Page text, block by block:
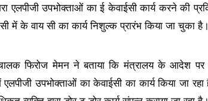
एलपीजी उपभोक्ताओं का ई केवाईसी कार्य करने की
में के वाय सी का कार्य निशुल्क प्रारंभ किया जा चुका है।
फिरोज मेमन ने बताया कि मंत्रालय के आदेश
एलपीजी उपभोक्ताओं का केवाईसी का कार्य किया जा